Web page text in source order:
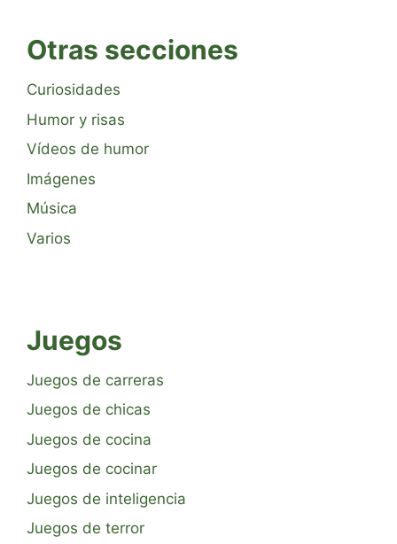
Otras secciones
Curiosidades
Humor y risas
Vídeos de humor
Imágenes
Música
Varios
Juegos
Juegos de carreras
Juegos de chicas
Juegos de cocina
Juegos de cocinar
Juegos de inteligencia
Juegos de terror